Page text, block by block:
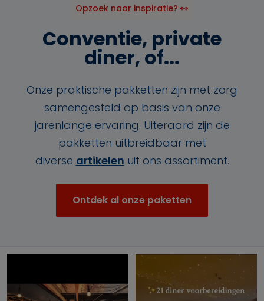
Opzoek naar inspiratie? 👀
Conventie, private
diner, of...
Onze praktische pakketten zijn met zorg
samengesteld op basis van onze
jarenlange ervaring. Uiteraard zijn de
pakketten uitbreidbaar met
diverse artikelen uit ons assortiment.
Ontdek al onze paketten